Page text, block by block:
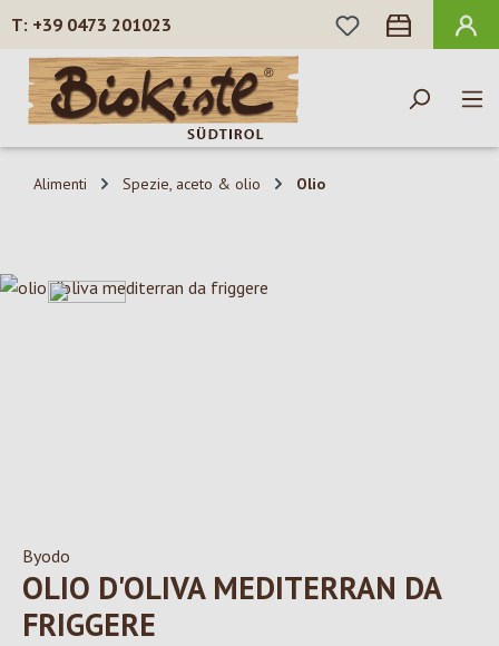
Passa al contenuto principale
+39 0473 201023
HAI 0 ARTICOLI
Alimenti Spezie, aceto & olio Olio
Salta la galleria di immagini
Byodo
OLIO D'OLIVA MEDITERRAN DA
FRIGGERE